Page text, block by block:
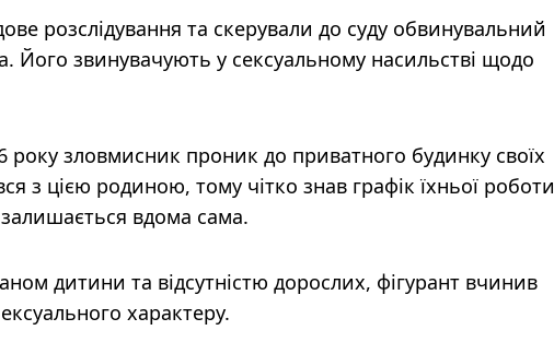
розслідування та скерували до суду обвинувальний
Його звинувачують у сексуальному насильстві щодо
року зловмисник проник до приватного будинку своїх
з цією родиною, тому чітко знав графік їхньої роботи
вдома сама.
дитини та відсутністю дорослих, фігурант вчинив
характеру.